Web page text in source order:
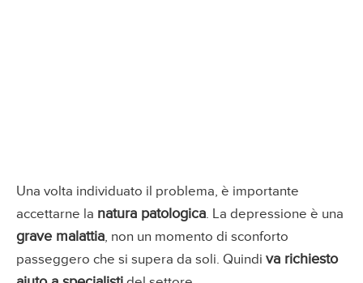
Una volta individuato il problema, è importante
accettarne la natura patologica. La depressione è una
grave malattia, non un momento di sconforto
passeggero che si supera da soli. Quindi va richiesto